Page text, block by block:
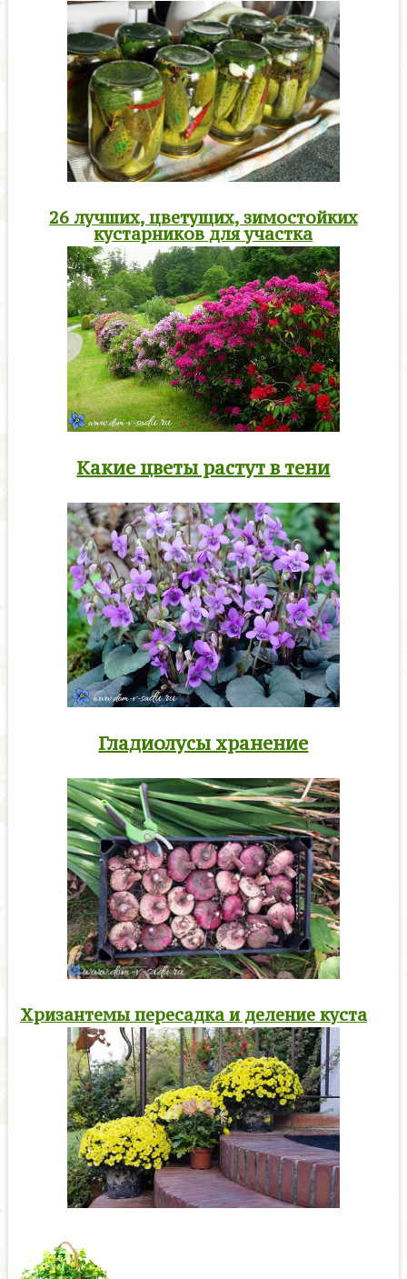
26 лучших, цветущих, зимостойких
кустарников для участка
Какие цветы растут в тени
Гладиолусы хранение
Хризантемы пересадка и деление куста